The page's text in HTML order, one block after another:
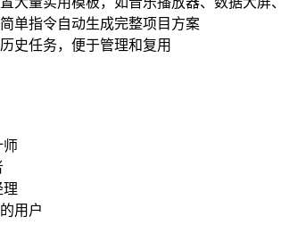
单指令自动生成完整项目方案
史任务，便于管理和复用
师
理
用户